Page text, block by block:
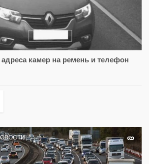
камер на ремень и телефон